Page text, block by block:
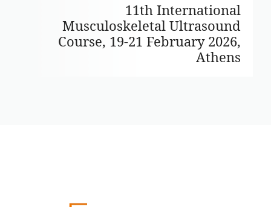
11th International
Musculoskeletal Ultrasound
Course, 19-21 February 2026,
Athens